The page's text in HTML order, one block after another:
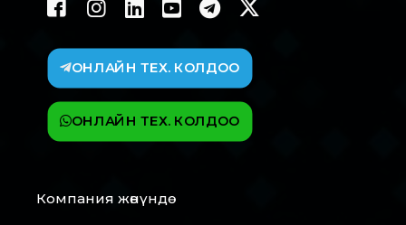
ОНЛАЙН ТЕХ. КОЛДОО
ОНЛАЙН ТЕХ. КОЛДОО
Компания жөнүндө